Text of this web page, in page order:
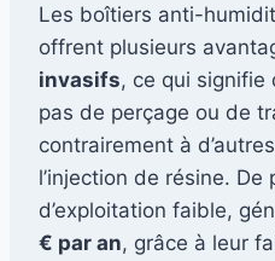
Les boîtiers anti-
offrent plusieurs
invasifs, ce qui signifie
pas de perçage ou de
contrairement à
l’injection de résine.
d’exploitation faible,
€ par an, grâce à leur